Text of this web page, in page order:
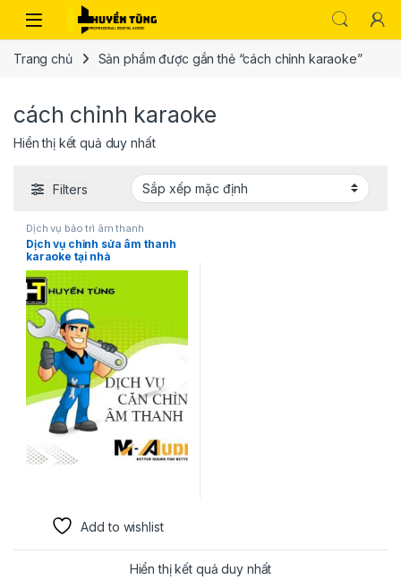
Trang chủ Sản phẩm được gắn thẻ “cách chỉnh karaoke”
cách chỉnh karaoke
Hiển thị kết quả duy nhất
Filters
Dịch vụ bảo trì âm thanh
Dịch vụ chỉnh sửa âm thanh
karaoke tại nhà
Add to wishlist
Hiển thị kết quả duy nhất